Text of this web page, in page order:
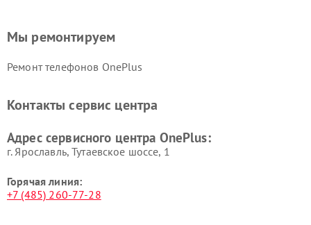
Мы ремонтируем
Ремонт телефонов OnePlus
Контакты сервис центра
Адрес сервисного центра OnePlus:
г. Ярославль, Тутаевское шоссе, 1
Горячая линия:
+7 (485) 260-77-28